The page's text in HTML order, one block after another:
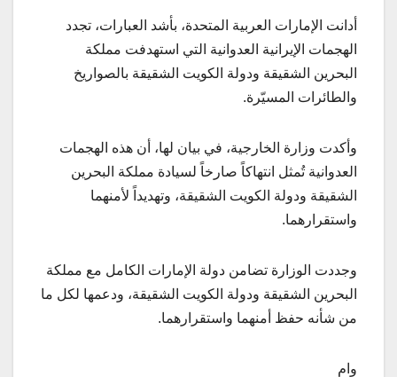
أدانت الإمارات العربية المتحدة، بأشد العبارات، تجدد
الهجمات الإيرانية العدوانية التي استهدفت مملكة
البحرين الشقيقة ودولة الكويت الشقيقة بالصواريخ
والطائرات المسيّرة.
وأكدت وزارة الخارجية، في بيان لها، أن هذه الهجمات
العدوانية تُمثل انتهاكاً صارخاً لسيادة مملكة البحرين
الشقيقة ودولة الكويت الشقيقة، وتهديداً لأمنهما
واستقرارهما.
وجددت الوزارة تضامن دولة الإمارات الكامل مع مملكة
البحرين الشقيقة ودولة الكويت الشقيقة، ودعمها لكل ما
من شأنه حفظ أمنهما واستقرارهما.
وام